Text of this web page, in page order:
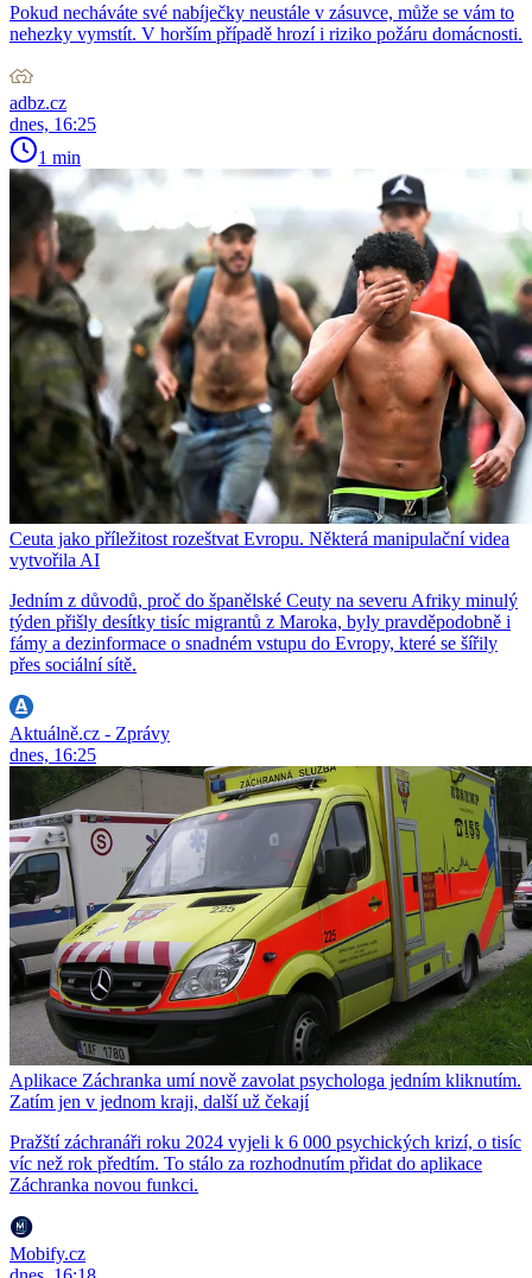
Pokud necháváte své nabíječky neustále v zásuvce, může se vám to
nehezky vymstít. V horším případě hrozí i riziko požáru domácnosti.
adbz.cz
dnes, 16:25
1 min
Ceuta jako příležitost rozeštvat Evropu. Některá manipulační videa
vytvořila AI
Jedním z důvodů, proč do španělské Ceuty na severu Afriky minulý
týden přišly desítky tisíc migrantů z Maroka, byly pravděpodobně i
fámy a dezinformace o snadném vstupu do Evropy, které se šířily
přes sociální sítě.
Aktuálně.cz - Zprávy
dnes, 16:25
Aplikace Záchranka umí nově zavolat psychologa jedním kliknutím.
Zatím jen v jednom kraji, další už čekají
Pražští záchranáři roku 2024 vyjeli k 6 000 psychických krizí, o tisíc
víc než rok předtím. To stálo za rozhodnutím přidat do aplikace
Záchranka novou funkci.
Mobify.cz